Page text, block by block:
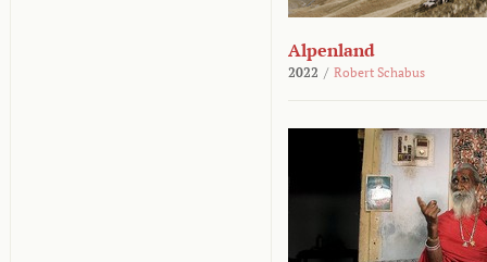
Alpenland
2022 / Robert Schabus